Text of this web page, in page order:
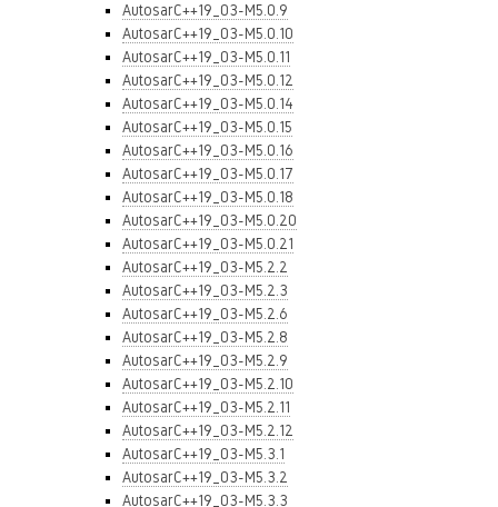
AutosarC++19_03-M5.0.9
AutosarC++19_03-M5.0.10
AutosarC++19_03-M5.0.11
AutosarC++19_03-M5.0.12
AutosarC++19_03-M5.0.14
AutosarC++19_03-M5.0.15
AutosarC++19_03-M5.0.16
AutosarC++19_03-M5.0.17
AutosarC++19_03-M5.0.18
AutosarC++19_03-M5.0.20
AutosarC++19_03-M5.0.21
AutosarC++19_03-M5.2.2
AutosarC++19_03-M5.2.3
AutosarC++19_03-M5.2.6
AutosarC++19_03-M5.2.8
AutosarC++19_03-M5.2.9
AutosarC++19_03-M5.2.10
AutosarC++19_03-M5.2.11
AutosarC++19_03-M5.2.12
AutosarC++19_03-M5.3.1
AutosarC++19_03-M5.3.2
AutosarC++19_03-M5.3.3